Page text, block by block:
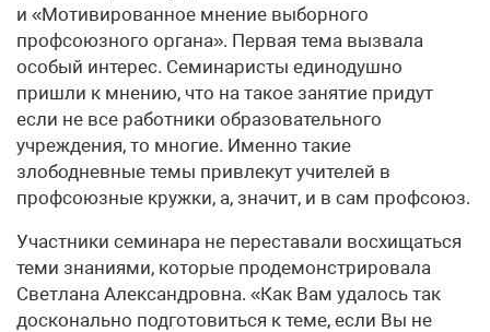
и «Мотивированное мнение выборного
профсоюзного органа». Первая тема вызвала
особый интерес. Семинаристы единодушно
пришли к мнению, что на такое занятие придут
если не все работники образовательного
учреждения, то многие. Именно такие
злободневные темы привлекут учителей в
профсоюзные кружки, а, значит, и в сам профсоюз.
Участники семинара не переставали восхищаться
теми знаниями, которые продемонстрировала
Светлана Александровна. «Как Вам удалось так
досконально подготовиться к теме, если Вы не